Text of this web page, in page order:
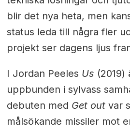
blir det nya heta, men
status leda till några fler
projekt ser dagens ljus
I Jordan Peeles Us (2019)
uppbunden i sylvass
debuten med Get outvar
målsökande missiler mot